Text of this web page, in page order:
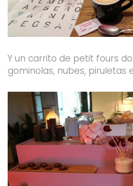
Y un carrito de petit fours
gominolas, nubes, piruletas